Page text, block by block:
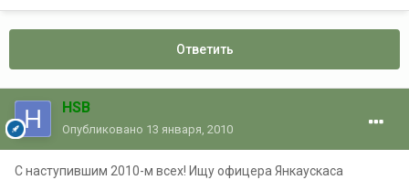
Ответить
HSB
Опубликовано 13 января, 2010
С наступившим 2010-м всех! Ищу офицера Янкаускаса